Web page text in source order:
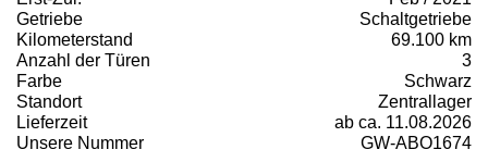
Getriebe
Schaltgetriebe
Kilometerstand
69.100 km
Anzahl der Türen
3
Farbe
Schwarz
Standort
Zentrallager
Lieferzeit
ab ca. 11.08.2026
Unsere Nummer
GW-ABO1674